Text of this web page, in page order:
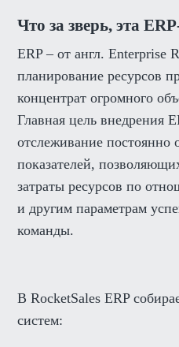
Что за зверь, эта
ERP – от англ.Enterprise
планирование ресурсов
концентрат огромного
Главная цель внедрения
отслеживание постоянно
показателей,
затраты ресурсов по
и другим параметрам
команды.
В RocketSales ERP
систем: